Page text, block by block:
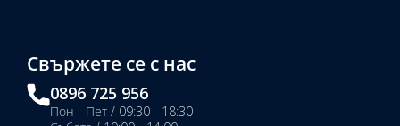
Свържете се с нас
0896 725 956
Пон - Пет / 09:30 - 18:30